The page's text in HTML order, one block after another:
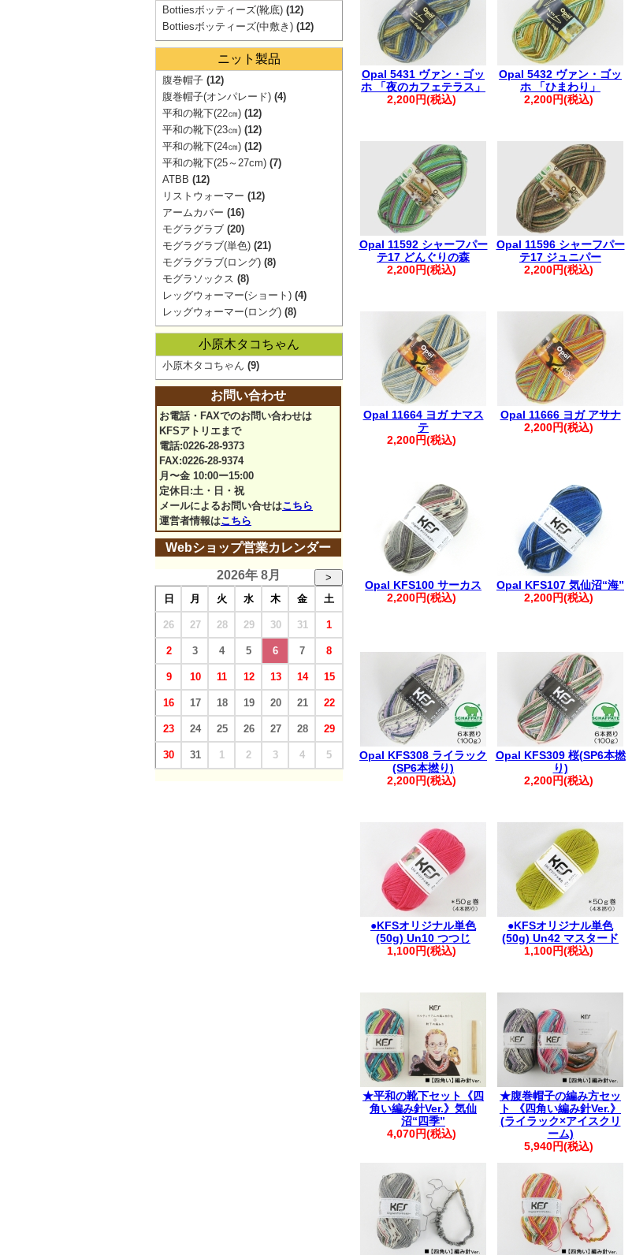
Opal 5431 ヴァン・ゴッ
ホ 「夜のカフェテラス」
2,200円(税込)
Opal 5432 ヴァン・ゴッ
ホ 「ひまわり」
2,200円(税込)
Opal 11592 シャーフパー
テ17 どんぐりの森
2,200円(税込)
Opal 11596 シャーフパー
テ17 ジュニパー
2,200円(税込)
Opal 11664 ヨガ ナマス
テ
2,200円(税込)
Opal 11666 ヨガ アサナ
2,200円(税込)
Opal KFS100 サーカス
2,200円(税込)
Opal KFS107 気仙沼“海”
2,200円(税込)
Opal KFS308 ライラック
(SP6本撚り)
2,200円(税込)
Opal KFS309 桜(SP6本撚
り)
2,200円(税込)
●KFSオリジナル単色
(50g) Un10 つつじ
1,100円(税込)
●KFSオリジナル単色
(50g) Un42 マスタード
1,100円(税込)
★平和の靴下セット《四
角い編み針Ver.》気仙
沼“四季”
4,070円(税込)
★腹巻帽子の編み方セッ
ト 《四角い編み針Ver.》
(ライラック×アイスクリ
ーム)
5,940円(税込)
Bottiesボッティーズ(靴底) (12)
Bottiesボッティーズ(中敷き) (12)
ニット製品
腹巻帽子 (12)
腹巻帽子(オンパレード) (4)
平和の靴下(22㎝) (12)
平和の靴下(23㎝) (12)
平和の靴下(24㎝) (12)
平和の靴下(25～27cm) (7)
ATBB (12)
リストウォーマー (12)
アームカバー (16)
モグラグラブ (20)
モグラグラブ(単色) (21)
モグラグラブ(ロング) (8)
モグラソックス (8)
レッグウォーマー(ショート) (4)
レッグウォーマー(ロング) (8)
小原木タコちゃん
小原木タコちゃん (9)
お問い合わせ
お電話・FAXでのお問い合わせは
KFSアトリエまで
電話:0226-28-9373
FAX:0226-28-9374
月〜金 10:00ー15:00
定休日:土・日・祝
メールによるお問い合せはこちら
運営者情報はこちら
Webショップ営業カレンダー
2026年 8月
>
日
月 火 水 木 金 土
26 27 28 29 30 31 1
2 3 4 5 6 7 8
9 10 11 12 13 14 15
16 17 18 19 20 21 22
23 24 25 26 27 28 29
30 31 1 2 3 4 5